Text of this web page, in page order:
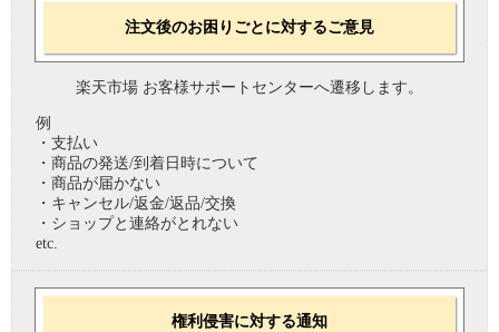
注文後のお困りごとに対するご意見
楽天市場 お客様サポートセンターへ遷移します。
例
・支払い
・商品の発送/到着日時について
・商品が届かない
・キャンセル/返金/返品/交換
・ショップと連絡がとれない
etc.
権利侵害に対する通知